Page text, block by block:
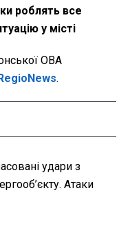
роблять все
у місті
ОВА
.
удари з
Атаки